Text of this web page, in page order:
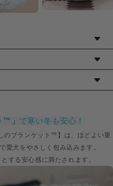
・シーズー・ヨークシャーテリ
・小型犬用ベッドとして最適。
イタグレなどの中型犬用ベッド
ます。
。
™」 で寒い冬も安心！
のブランケット™】は、ほどよい重
愛犬をやさしく包み込みます。
する安心感に満たされます。